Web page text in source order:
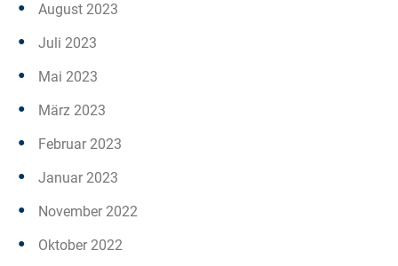
August 2023
Juli 2023
Mai 2023
März 2023
Februar 2023
Januar 2023
November 2022
Oktober 2022